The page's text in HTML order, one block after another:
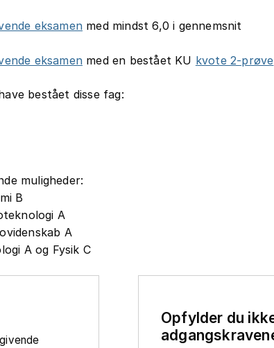
eksamen med mindst 6,0 i gennemsnit
eksamen med en bestået KU kvote 2-prøve
bestået disse fag:
muligheder:
B
A
A
A og Fysik C
Opfylder du